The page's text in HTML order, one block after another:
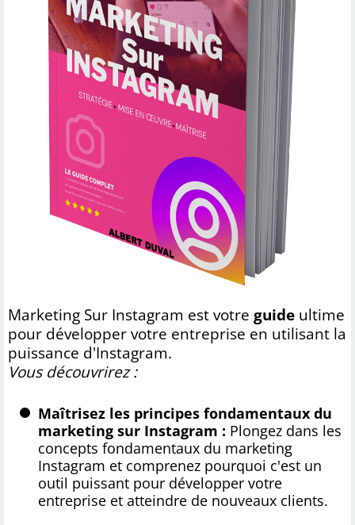
Marketing Sur Instagram est votre guide ultime
pour développer votre entreprise en utilisant la
puissance d'Instagram.
Vous découvrirez :
Maîtrisez les principes fondamentaux du
marketing sur Instagram : Plongez dans les
concepts fondamentaux du marketing
Instagram et comprenez pourquoi c'est un
outil puissant pour développer votre
entreprise et atteindre de nouveaux clients.